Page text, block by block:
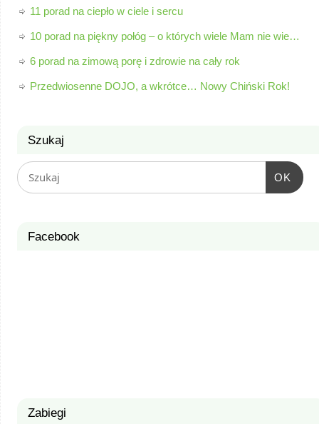
11 porad na ciepło w ciele i sercu
10 porad na piękny połóg – o których wiele Mam nie wie…
6 porad na zimową porę i zdrowie na cały rok
Przedwiosenne DOJO, a wkrótce… Nowy Chiński Rok!
Szukaj
OK
Facebook
Zabiegi